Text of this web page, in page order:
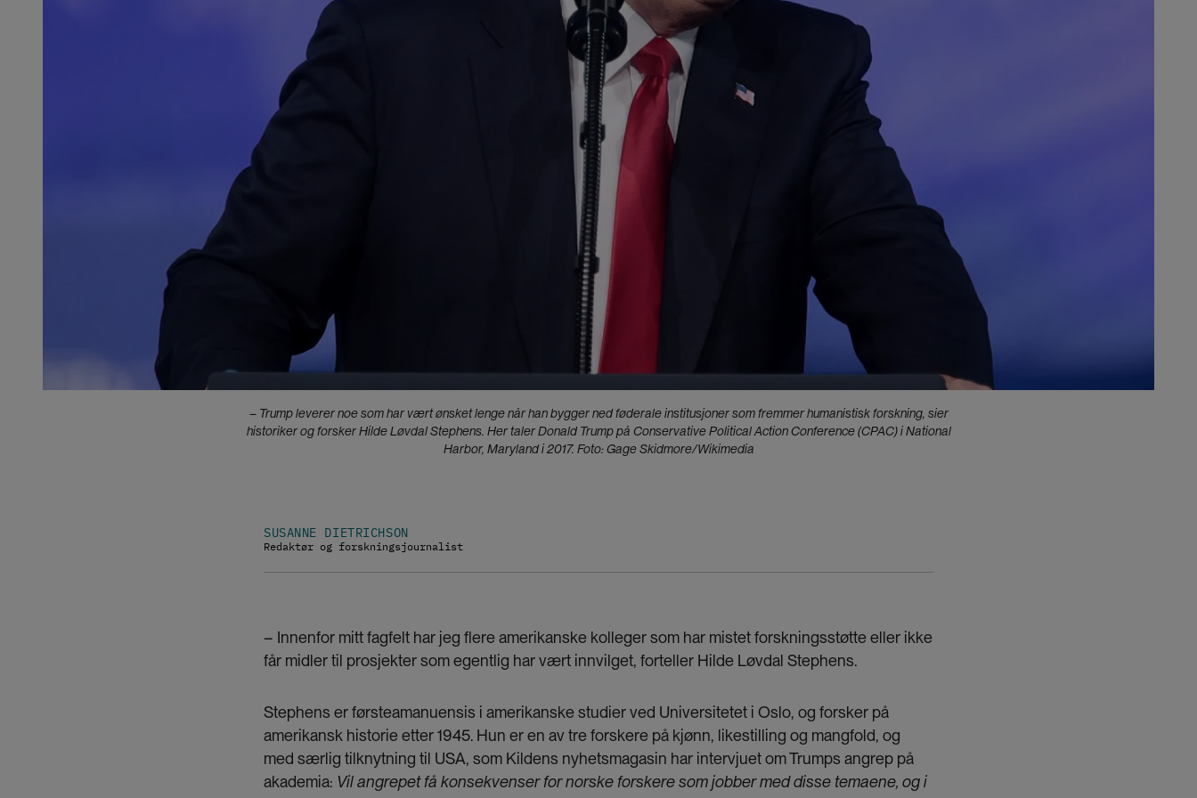
– Trump leverer noe som har vært ønsket lenge når han bygger ned føderale institusjoner som fremmer humanistisk forskning, sier
historiker og forsker Hilde Løvdal Stephens. Her taler Donald Trump på Conservative Political Action Conference (CPAC) i National
Harbor, Maryland i 2017. Foto: Gage Skidmore/Wikimedia
SUSANNE DIETRICHSON
Redaktør og forskningsjournalist
– Innenfor mitt fagfelt har jeg flere amerikanske kolleger som har mistet forskningsstøtte eller ikke
får midler til prosjekter som egentlig har vært innvilget, forteller Hilde Løvdal Stephens.
Stephens er førsteamanuensis i amerikanske studier ved Universitetet i Oslo, og forsker på
amerikansk historie etter 1945. Hun er en av tre forskere på kjønn, likestilling og mangfold, og
med særlig tilknytning til USA, som Kildens nyhetsmagasin har intervjuet om Trumps angrep på
akademia: Vil angrepet få konsekvenser for norske forskere som jobber med disse temaene, og i